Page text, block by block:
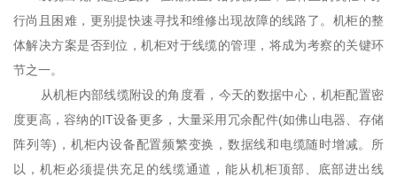
行尚且困难，更别提快速寻找和维修出现故障的线路了。机柜的整
体解决方案是否到位，机柜对于线缆的管理，将成为考察的关键环
节之一。
从机柜内部线缆附设的角度看，今天的数据中心，机柜配置密
度更高，容纳的IT设备更多，大量采用冗余配件(如佛山电器、存储
阵列等)，机柜内设备配置频繁变换，数据线和电缆随时增减。所
以，机柜必须提供充足的线缆通道，能从机柜顶部、底部进出线